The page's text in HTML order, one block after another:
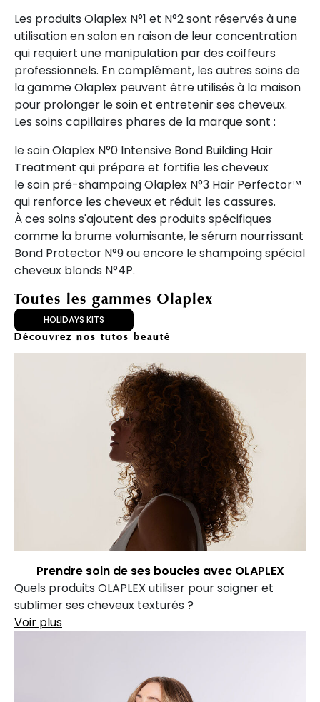
Les produits Olaplex N°1 et N°2 sont réservés à une
utilisation en salon en raison de leur concentration
qui requiert une manipulation par des coiffeurs
professionnels. En complément, les autres soins de
la gamme Olaplex peuvent être utilisés à la maison
pour prolonger le soin et entretenir ses cheveux.
Les soins capillaires phares de la marque sont :
le soin Olaplex N°0 Intensive Bond Building Hair
Treatment qui prépare et fortifie les cheveux
le soin pré-shampoing Olaplex N°3 Hair Perfector™
qui renforce les cheveux et réduit les cassures.
À ces soins s'ajoutent des produits spécifiques
comme la brume volumisante, le sérum nourrissant
Bond Protector N°9 ou encore le shampoing spécial
cheveux blonds N°4P.
Toutes les gammes Olaplex
HOLIDAYS KITS
Découvrez nos tutos beauté
Prendre soin de ses boucles avec OLAPLEX
Quels produits OLAPLEX utiliser pour soigner et
sublimer ses cheveux texturés ?
Voir plus